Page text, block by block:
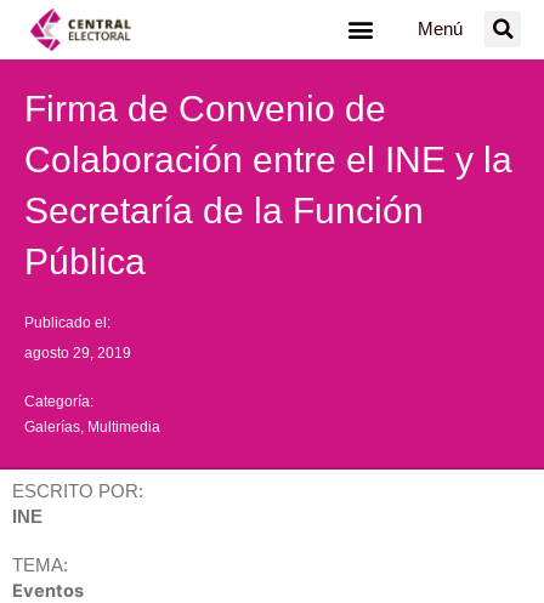
Menú
Firma de Convenio de
Colaboración entre el INE y la
Secretaría de la Función
Pública
Publicado el:
agosto 29, 2019
Categoría:
Galerías Multimedia
ESCRITO POR:
INE
TEMA:
Eventos